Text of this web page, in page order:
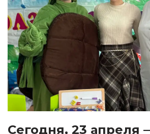
Сегодня, 23 апреля